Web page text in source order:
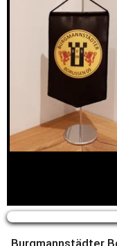
Burgmannstädter